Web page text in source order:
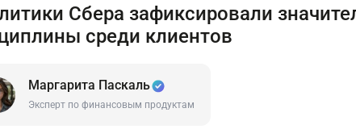
Сбера зафиксировали
среди клиентов
Маргарита Паскаль
Эксперт по финансовым продуктам